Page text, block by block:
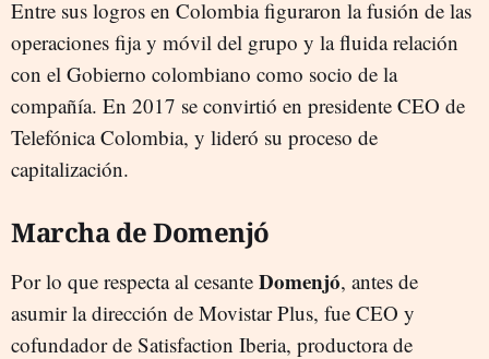
Entre sus logros en Colombia figuraron la fusión de las
operaciones fija y móvil del grupo y la fluida relación
con el Gobierno colombiano como socio de la
compañía. En 2017 se convirtió en presidente CEO de
Telefónica Colombia, y lideró su proceso de
capitalización.
Marcha de Domenjó
Por lo que respecta al cesante Domenjó, antes de
asumir la dirección de Movistar Plus, fue CEO y
cofundador de Satisfaction Iberia, productora de